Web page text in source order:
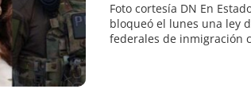
Foto cortesía DN En
bloqueó el lunes una ley
federales de inmigración